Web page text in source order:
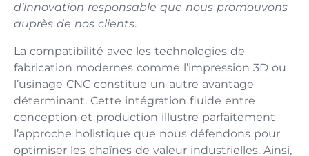
d’innovation responsable que nous promouvons
auprès de nos clients.
La compatibilité avec les technologies de
fabrication modernes comme l’impression 3D ou
l’usinage CNC constitue un autre avantage
déterminant. Cette intégration fluide entre
conception et production illustre parfaitement
l’approche holistique que nous défendons pour
optimiser les chaînes de valeur industrielles. Ainsi,